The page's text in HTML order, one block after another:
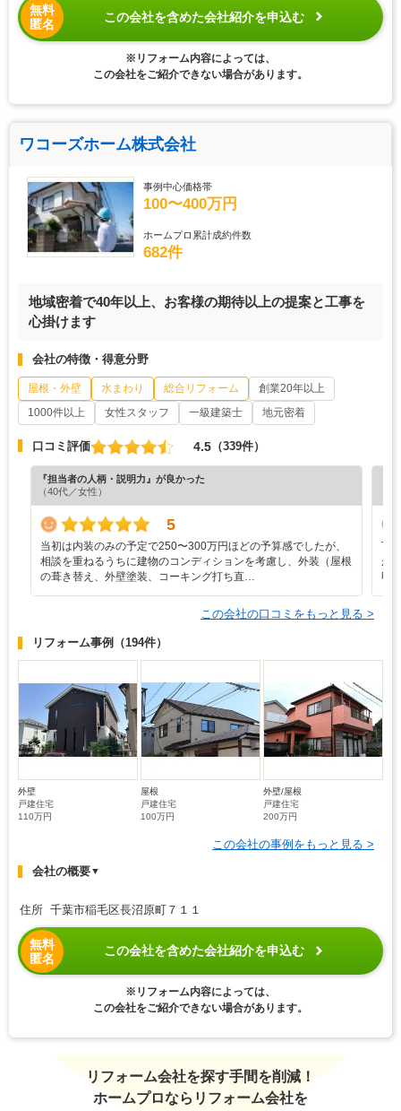
無料
匿名
この会社を含めた会社紹介を申込む
※リフォーム内容によっては、
この会社をご紹介できない場合があります。
ワコーズホーム株式会社
事例中心価格帯
100〜400万円
ホームプロ累計成約件数
682件
地域密着で40年以上、お客様の期待以上の提案と工事を
心掛けます
会社の特徴・得意分野
屋根・外壁 水まわり 総合リフォーム
創業20年以上
1000件以上
女性スタッフ 一級建築士 地元密着
口コミ評価 4.5 （339件）
『担当者の人柄・説明力』が良かった
（40代／女性）
5
当初は内装のみの予定で250〜300万円ほどの予算感でしたが、
相談を重ねるうちに建物のコンディションを考慮し、外装（屋根
の葺き替え、外壁塗装、コーキング打ち直…
丁
が2
明
この会社の口コミをもっと見る >
リフォーム事例 （194件）
外壁
戸建住宅
110万円
屋根
戸建住宅
100万円
外壁/屋根
戸建住宅
200万円
この会社の事例をもっと見る >
会社の概要▼
住所 千葉市稲毛区長沼原町７１１
無料
匿名
この会社を含めた会社紹介を申込む
※リフォーム内容によっては、
この会社をご紹介できない場合があります。
リフォーム会社を探す手間を削減！
ホームプロならリフォーム会社を